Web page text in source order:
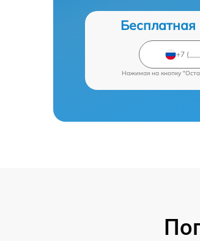
Бесплатная
Нажимая на кнопку